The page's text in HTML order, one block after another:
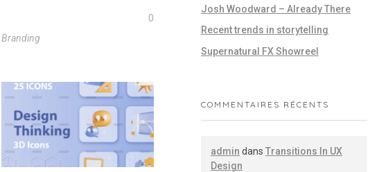
0
Branding
Josh Woodward – Already There
Recent trends in storytelling
Supernatural FX Showreel
COMMENTAIRES RÉCENTS
admin dans Transitions In UX
Design